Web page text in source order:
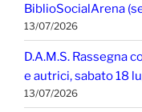
BiblioSocialArena
13/07/2026
D.A.M.S. Rassegna
e autrici, sabato 18
13/07/2026